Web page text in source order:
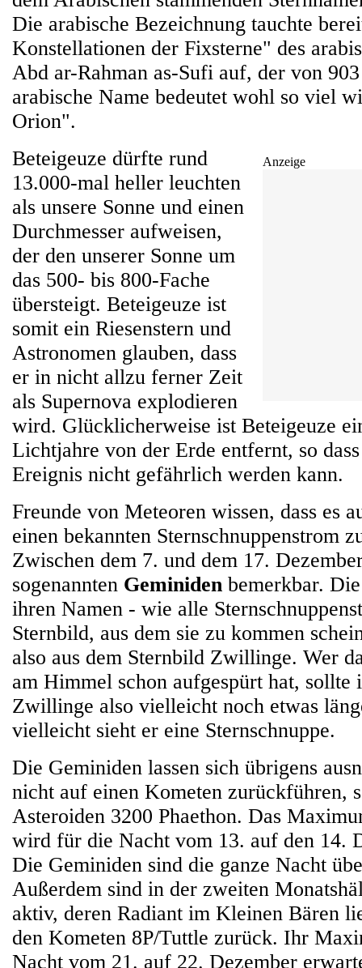
Die arabische Bezeichnung tauchte
Konstellationen der Fixsterne" des
Abd ar-Rahman as-Sufi auf, der von
arabische Name bedeutet wohl so viel
Orion".
Anzeige
Beteigeuze dürfte rund
13.000-mal heller leuchten
als unsere Sonne und einen
Durchmesser aufweisen,
der den unserer Sonne um
das 500- bis 800-Fache
übersteigt. Beteigeuze ist
somit ein Riesenstern und
Astronomen glauben, dass
er in nicht allzu ferner Zeit
als Supernova explodieren
wird. Glücklicherweise ist Beteigeuze
Lichtjahre von der Erde entfernt, so
Ereignis nicht gefährlich werden kann.
Freunde von Meteoren wissen, dass es
einen bekannten Sternschnuppenstrom
Zwischen dem 7. und dem 17.
sogenannten Geminiden bemerkbar.
ihren Namen - wie alle
Sternbild, aus dem sie zu kommen
also aus dem Sternbild Zwillinge. Wer
am Himmel schon aufgespürt hat, sollte
Zwillinge also vielleicht noch etwas
vielleicht sieht er eine Sternschnuppe.
Die Geminiden lassen sich übrigens
nicht auf einen Kometen zurückführen,
Asteroiden 3200 Phaethon. Das
wird für die Nacht vom 13. auf den 14.
Die Geminiden sind die ganze Nacht
Außerdem sind in der zweiten
aktiv, deren Radiant im Kleinen Bären
den Kometen 8P/Tuttle zurück. Ihr
Nacht vom 21. auf 22. Dezember